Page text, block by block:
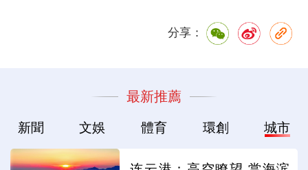
分享：
最新推薦
新聞 文娛 體育 環創 城市